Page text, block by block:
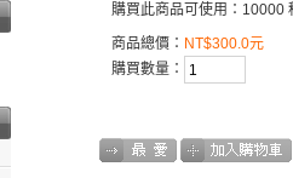
購買此商品可使用：10000
商品總價： NT$300.0元
購買數量：